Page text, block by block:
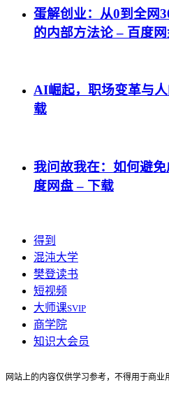
蛋解创业：从0到全网
的内部方法论 – 百度
AI崛起，职场变革与
载
我问故我在：如何避
度网盘 – 下载
得到
混沌大学
樊登读书
短视频
大师课SVIP
商学院
知识大会员
网站上的内容仅供学习参考，不得用于商